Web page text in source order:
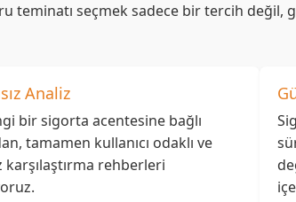
teminatı seçmek sadece bir tercih değil,
Analiz
bir sigorta acentesine bağlı
tamamen kullanıcı odaklı ve
karşılaştırma rehberleri